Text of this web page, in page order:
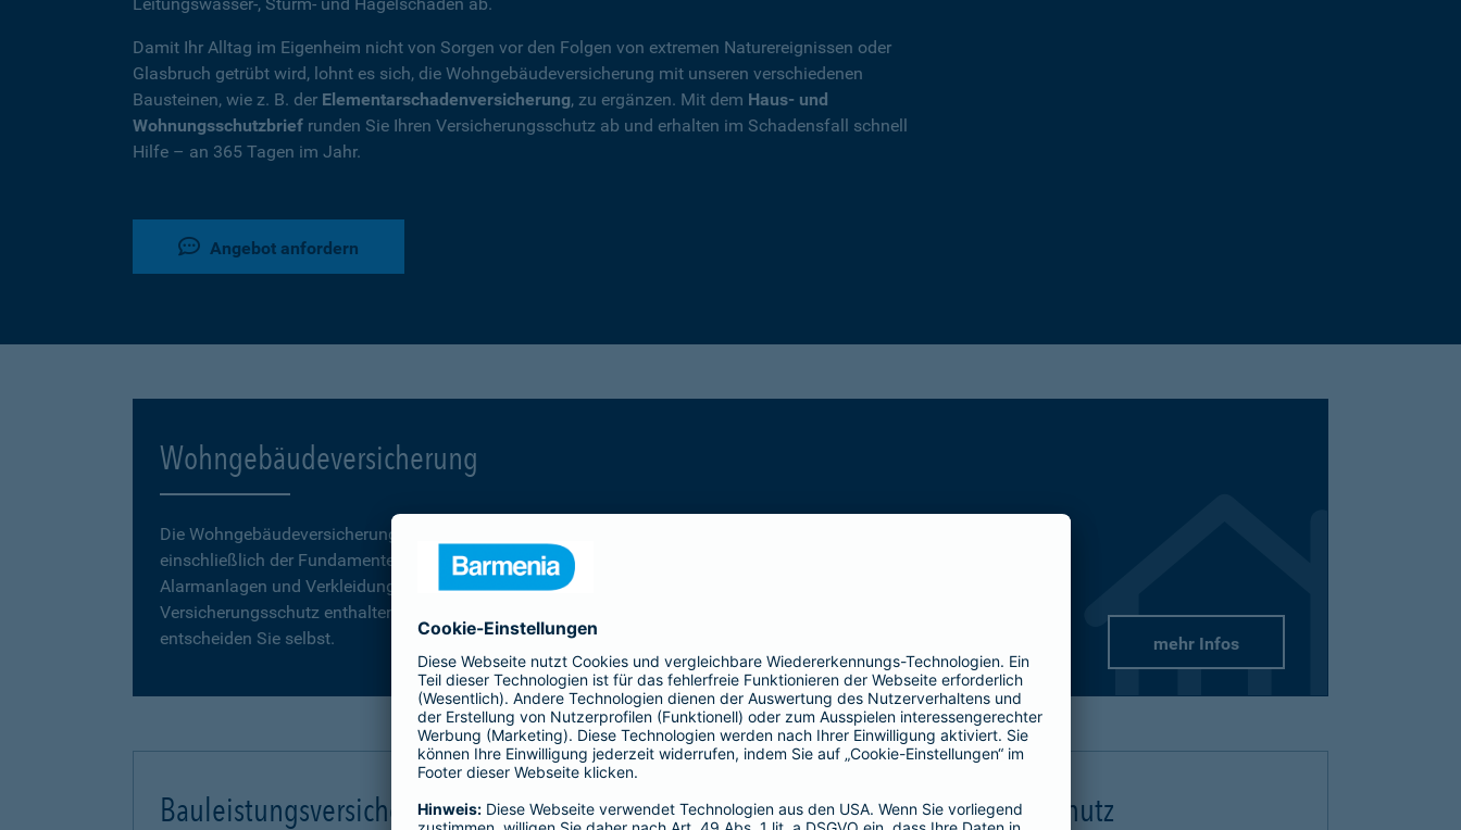
Damit Ihr Alltag im Eigenheim nicht von Sorgen vor den Folgen von extremen Naturereignissen oder
Glasbruch getrübt wird, lohnt es sich, die Wohngebäudeversicherung mit unseren verschiedenen
Bausteinen, wie z. B. der Elementarschadenversicherung, zu ergänzen. Mit dem Haus- und
Wohnungsschutzbrief runden Sie Ihren Versicherungsschutz ab und erhalten im Schadensfall schnell
Hilfe – an 365 Tagen im Jahr.
Angebot anfordern
Wohngebäudeversicherung
Die Wohngebäudeversicherung umfasst das gesamte Gebäude mit seinen Bestandteilen
einschließlich der Fundamente, Grund- und Kellermauern. Zubehör, wie z. B. Antennen, Markisen,
Alarmanlagen und Verkleidungen, wie z. B. Schindelverkleidung, sind ebenfalls im
Versicherungsschutz enthalten. Vergleichen Sie den Basis-, Top- und Premium-Schutz und
entscheiden Sie selbst.
mehr Infos
Bauleistungsversicherung Ergänzender Haftpflichtschutz